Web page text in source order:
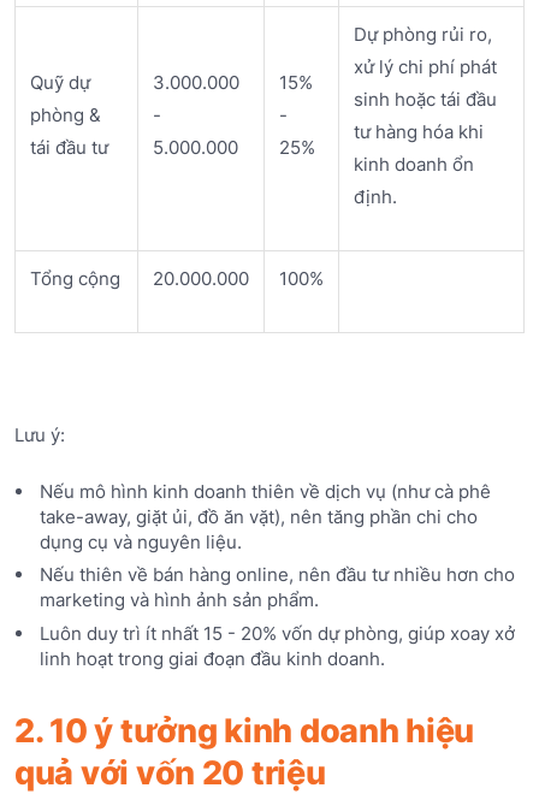
Quỹ dự
phòng &
tái đầu tư
3.000.000
-
5.000.000
15%
-
25%
Dự phòng rủi ro,
xử lý chi phí phát
sinh hoặc tái đầu
tư hàng hóa khi
kinh doanh ổn
định.
Tổng cộng 20.000.000 100%
Lưu ý:
Nếu mô hình kinh doanh thiên về dịch vụ (như cà phê
take-away, giặt ủi, đồ ăn vặt), nên tăng phần chi cho
dụng cụ và nguyên liệu.
Nếu thiên về bán hàng online, nên đầu tư nhiều hơn cho
marketing và hình ảnh sản phẩm.
Luôn duy trì ít nhất 15 - 20% vốn dự phòng, giúp xoay xở
linh hoạt trong giai đoạn đầu kinh doanh.
2. 10 ý tưởng kinh doanh hiệu
quả với vốn 20 triệu